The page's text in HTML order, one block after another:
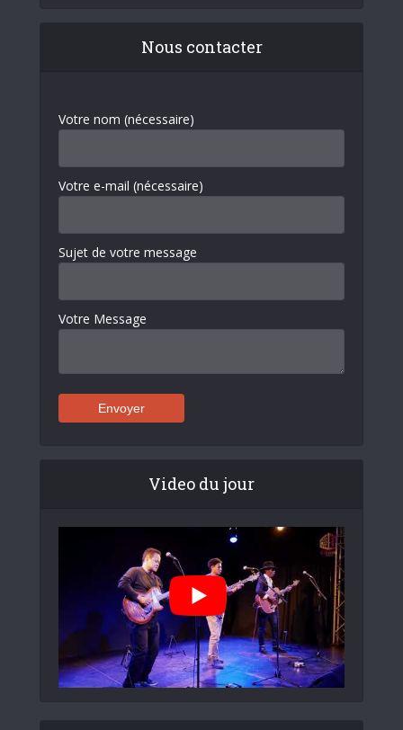
Nous contacter
Votre nom (nécessaire)
Votre e-mail (nécessaire)
Sujet de votre message
Votre Message
Video du jour